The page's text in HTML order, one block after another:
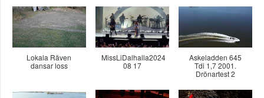
Lokala Räven
dansar loss
MissLiDalhalla2024
08 17
Askeladden 645
Tdi 1,7 2001.
Drönartest 2